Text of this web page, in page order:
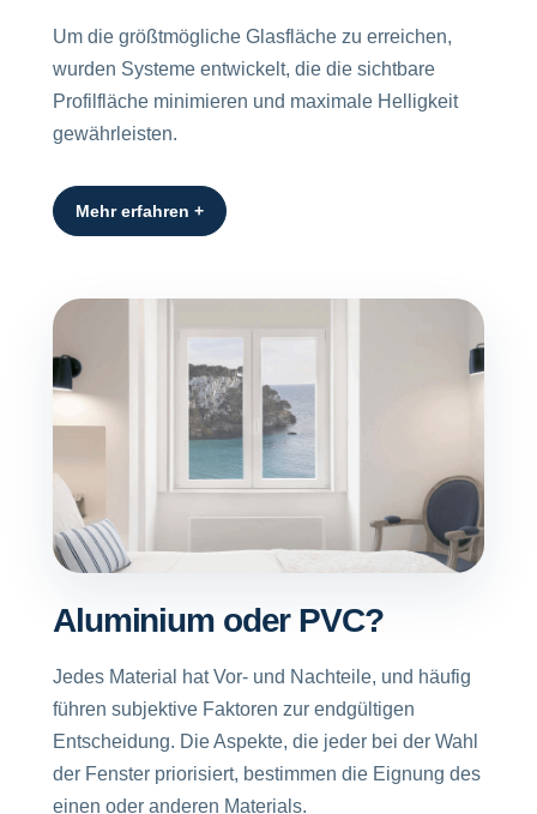
Um die größtmögliche Glasfläche zu erreichen,
wurden Systeme entwickelt, die die sichtbare
Profilfläche minimieren und maximale Helligkeit
gewährleisten.
Mehr erfahren +
Aluminium oder PVC?
Jedes Material hat Vor- und Nachteile, und häufig
führen subjektive Faktoren zur endgültigen
Entscheidung. Die Aspekte, die jeder bei der Wahl
der Fenster priorisiert, bestimmen die Eignung des
einen oder anderen Materials.